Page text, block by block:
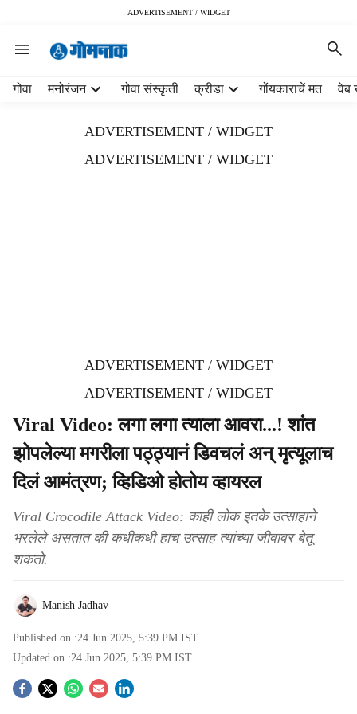
ADVERTISEMENT / WIDGET
गोवा मनोरंजन गोवा संस्कृती क्रीडा गोंयकाराचें मत वेब
ADVERTISEMENT / WIDGET
ADVERTISEMENT / WIDGET
ADVERTISEMENT / WIDGET
ADVERTISEMENT / WIDGET
Viral Video: लगा लगा त्याला आवरा...! शांत
झोपलेल्या मगरीला पठ्ठ्यानं डिवचलं अन् मृत्यूलाच
दिलं आमंत्रण; व्हिडिओ होतोय व्हायरल
Viral Crocodile Attack Video: काही लोक इतके उत्साहाने
भरलेले असतात की कधीकधी हाच उत्साह त्यांच्या जीवावर बेतू
शकतो.
Manish Jadhav
Published on :24 Jun 2025, 5:39 PM IST
Updated on :24 Jun 2025, 5:39 PM IST
S